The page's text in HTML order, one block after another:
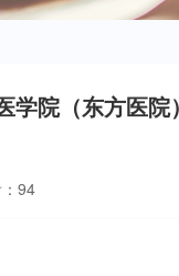
学院（东方医院
94